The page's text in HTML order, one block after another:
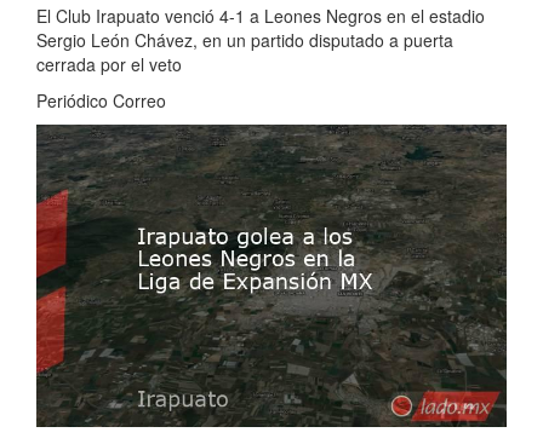
El Club Irapuato venció 4-1 a Leones Negros en el estadio
Sergio León Chávez, en un partido disputado a puerta
cerrada por el veto
Periódico Correo